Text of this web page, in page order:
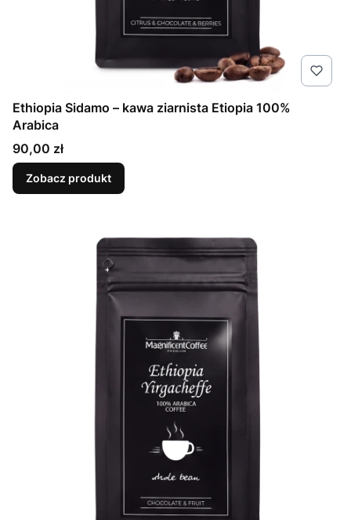
Ethiopia Sidamo – kawa ziarnista Etiopia 100%
Arabica
Cena
90,00 zł
Zobacz produkt